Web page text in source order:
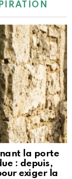
la porte
: depuis,
exiger la